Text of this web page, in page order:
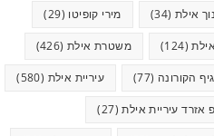
אילת (34) מירי קופיטו (29)
(124) משטרת אילת(426)
הקורונה (77) עיריית אילת (580)
אזרד עיריית אילת(27)